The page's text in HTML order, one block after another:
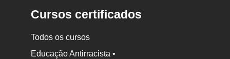
Cursos certificados
Todos os cursos
Educação Antirracista •